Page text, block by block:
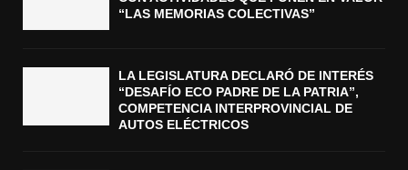
“LAS MEMORIAS COLECTIVAS”
LA LEGISLATURA DECLARÓ DE INTERÉS
“DESAFÍO ECO PADRE DE LA PATRIA”,
COMPETENCIA INTERPROVINCIAL DE
AUTOS ELÉCTRICOS